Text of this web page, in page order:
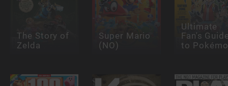
The Story of
Zelda
Super Mario
(NO)
Ultimate
Fan's
to